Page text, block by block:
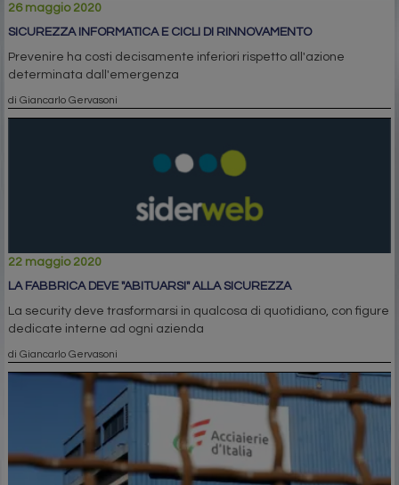
26 maggio 2020
SICUREZZA INFORMATICA E CICLI DI RINNOVAMENTO
Prevenire ha costi decisamente inferiori rispetto all'azione
determinata dall'emergenza
di Giancarlo Gervasoni
22 maggio 2020
LA FABBRICA DEVE "ABITUARSI" ALLA SICUREZZA
La security deve trasformarsi in qualcosa di quotidiano, con figure
dedicate interne ad ogni azienda
di Giancarlo Gervasoni